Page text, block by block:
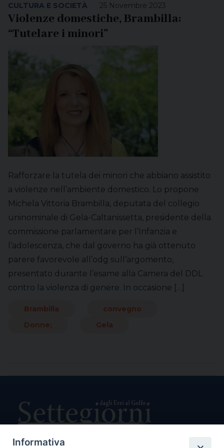
25 Novembre 2023
CULTURA E SOCIETÀ
Violenze domestiche, Brambilla:
“Tutelare i minori”
Rafforzare la tutela dei minori che abbiano assistito
a violenze nell’ambiente domestico. Lo propone
Michela Vittoria Brambilla, deputata del collegio
uninominale di Gela-Caltanissetta, presidente della
commissione parlamentare per l’Infanzia e
l’adolescenza, che dal governo ha già ottenuto
parere favorevole all’odg sull’argomento,
presentato durante l’esame alla Camera del DDL
contro la violenza di genere. In occasione […]
Brambilla
convegno
Donne;
Gela
Informativa